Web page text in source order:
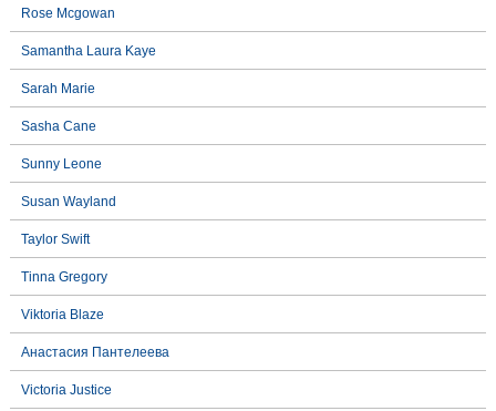
Rose Mcgowan
Samantha Laura Kaye
Sarah Marie
Sasha Cane
Sunny Leone
Susan Wayland
Taylor Swift
Tinna Gregory
Viktoria Blaze
Анастасия Пантелеева
Victoria Justice